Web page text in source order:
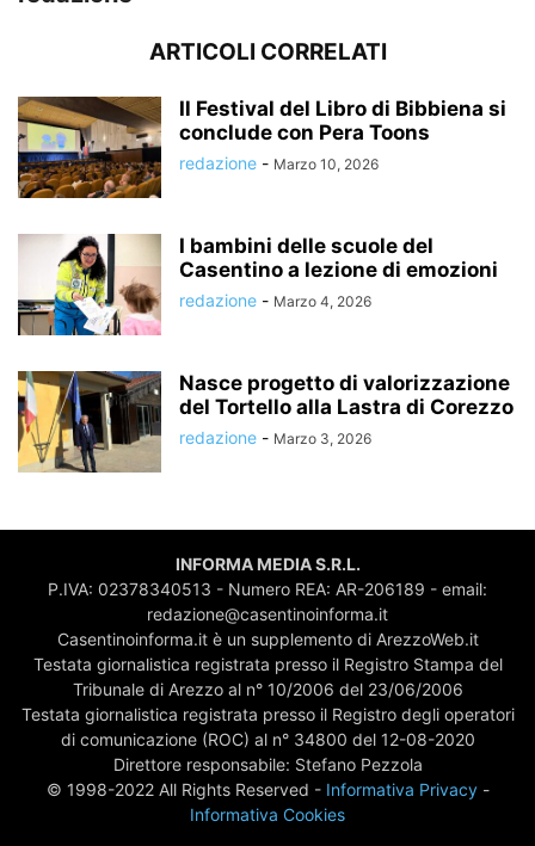
ARTICOLI CORRELATI
Il Festival del Libro di Bibbiena si
conclude con Pera Toons
redazione - Marzo 10, 2026
I bambini delle scuole del
Casentino a lezione di emozioni
redazione - Marzo 4, 2026
Nasce progetto di valorizzazione
del Tortello alla Lastra di Corezzo
redazione - Marzo 3, 2026
INFORMA MEDIA S.R.L.
P.IVA: 02378340513 - Numero REA: AR-206189 - email:
redazione@casentinoinforma.it
Casentinoinforma.it è un supplemento di ArezzoWeb.it
Testata giornalistica registrata presso il Registro Stampa del
Tribunale di Arezzo al n° 10/2006 del 23/06/2006
Testata giornalistica registrata presso il Registro degli operatori
di comunicazione (ROC) al n° 34800 del 12-08-2020
Direttore responsabile: Stefano Pezzola
© 1998-2022 All Rights Reserved - Informativa Privacy-
Informativa Cookies